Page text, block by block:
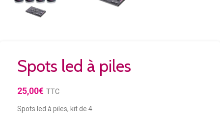
Spots led à piles
25,00€ TTC
Spots led à piles, kit de 4